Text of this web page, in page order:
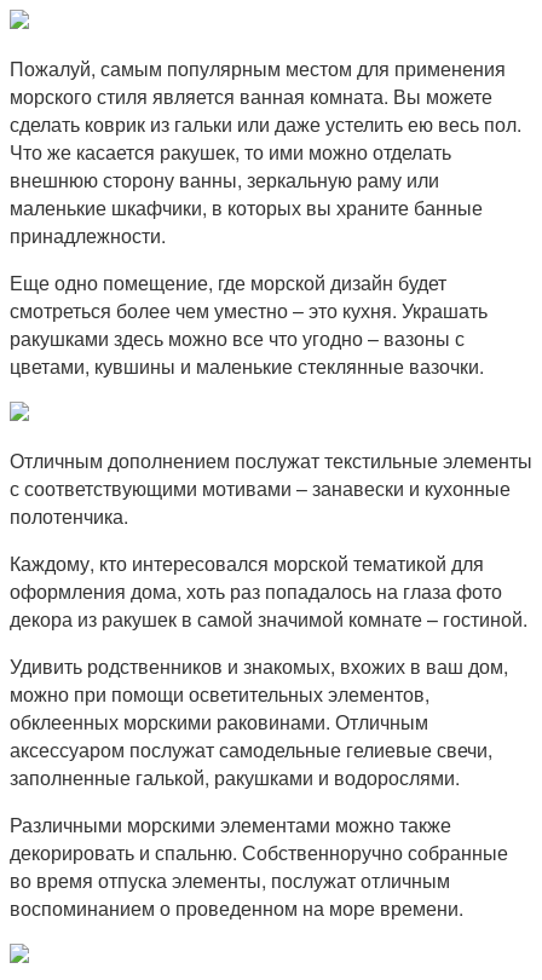
Пожалуй, самым популярным местом для применения
морского стиля является ванная комната. Вы можете
сделать коврик из гальки или даже устелить ею весь пол.
Что же касается ракушек, то ими можно отделать
внешнюю сторону ванны, зеркальную раму или
маленькие шкафчики, в которых вы храните банные
принадлежности.
Еще одно помещение, где морской дизайн будет
смотреться более чем уместно – это кухня. Украшать
ракушками здесь можно все что угодно – вазоны с
цветами, кувшины и маленькие стеклянные вазочки.
Отличным дополнением послужат текстильные элементы
с соответствующими мотивами – занавески и кухонные
полотенчика.
Каждому, кто интересовался морской тематикой для
оформления дома, хоть раз попадалось на глаза фото
декора из ракушек в самой значимой комнате – гостиной.
Удивить родственников и знакомых, вхожих в ваш дом,
можно при помощи осветительных элементов,
обклеенных морскими раковинами. Отличным
аксессуаром послужат самодельные гелиевые свечи,
заполненные галькой, ракушками и водорослями.
Различными морскими элементами можно также
декорировать и спальню. Собственноручно собранные
во время отпуска элементы, послужат отличным
воспоминанием о проведенном на море времени.